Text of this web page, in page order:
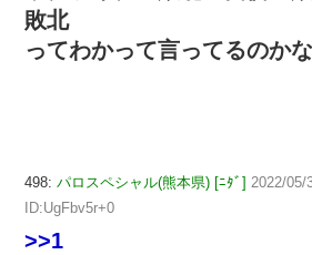
敗北
ってわかって言ってるのか
498: パロスペシャル(熊本県) [ﾆﾀﾞ] 2022/05/
ID:UgFbv5r+0
>>1